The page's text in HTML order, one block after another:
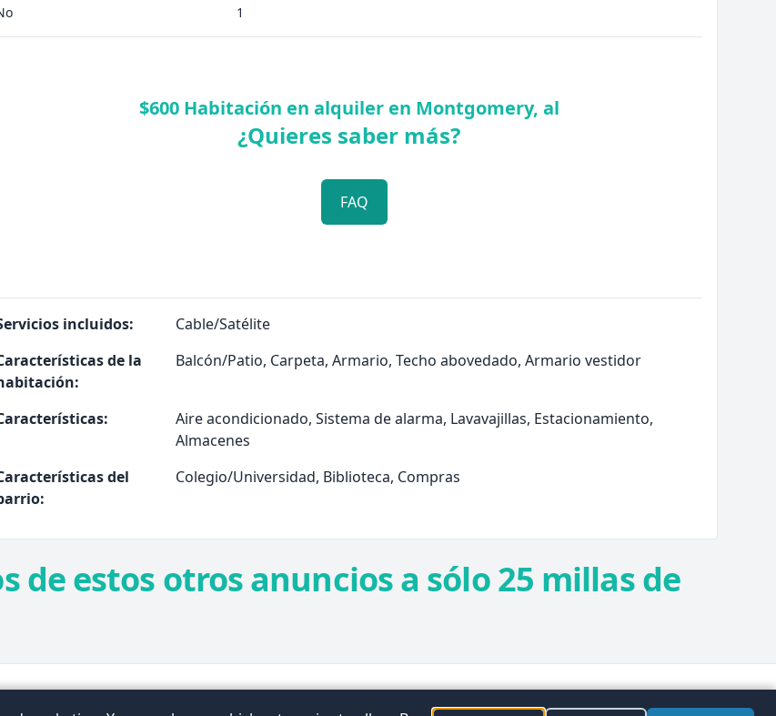
1
$600 Habitación en alquiler en Montgomery, al
¿Quieres saber más?
FAQ
incluidos:
Cable/Satélite
de la
Balcón/Patio, Carpeta, Armario, Techo abovedado, Armario vestidor
Aire acondicionado, Sistema de alarma, Lavavajillas, Estacionamiento,
Almacenes
del
Colegio/Universidad, Biblioteca, Compras
de estos otros anuncios a sólo 25 millas de
Preferencias de